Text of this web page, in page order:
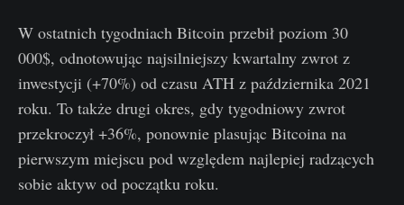
W ostatnich tygodniach Bitcoin przebił poziom 30
000$, odnotowując najsilniejszy kwartalny zwrot z
inwestycji (+70%) od czasu ATH z października 2021
roku. To także drugi okres, gdy tygodniowy zwrot
przekroczył +36%, ponownie plasując Bitcoina na
pierwszym miejscu pod względem najlepiej radzących
sobie aktyw od początku roku.